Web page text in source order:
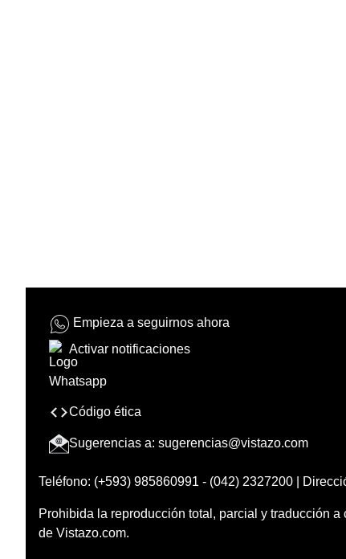
Empieza a seguirnos ahora
Activar notificaciones
Código ética
Sugerencias a: sugerencias@vistazo.com
Teléfono: (+593) 985860991 - (042) 2327200 |
Prohibida la reproducción total, parcial y traducción
de Vistazo.com.